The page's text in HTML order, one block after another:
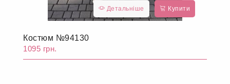
Детальніше Купити
Костюм №94130
1095 грн.